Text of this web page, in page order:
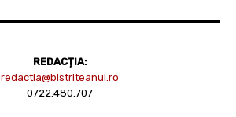
REDACȚIA:
redactia@bistriteanul.ro
0722.480.707